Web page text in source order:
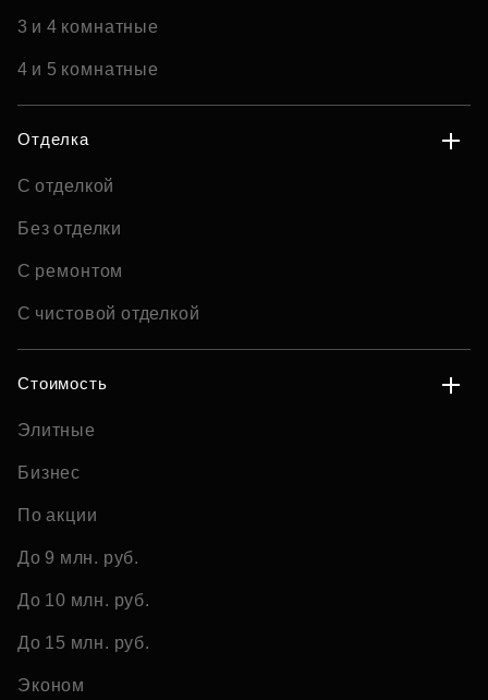
3 и 4 комнатные
4 и 5 комнатные
Отделка
С отделкой
Без отделки
С ремонтом
С чистовой отделкой
Стоимость
Элитные
Бизнес
По акции
До 9 млн. руб.
До 10 млн. руб.
До 15 млн. руб.
Эконом